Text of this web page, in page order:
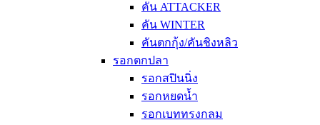
คัน ATTACKER
คัน WINTER
คันตกกุ้ง/คันชิงหลิว
รอกตกปลา
รอกสปินนิ่ง
รอกหยดน้ำ
รอกเบททรงกลม